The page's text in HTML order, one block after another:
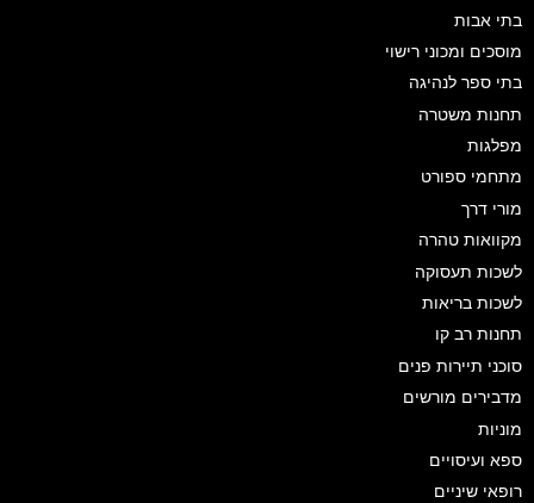
בתי אבות
מוסכים ומכוני רישוי
בתי ספר לנהיגה
תחנות משטרה
מפלגות
מתחמי ספורט
מורי דרך
מקוואות טהרה
לשכות תעסוקה
לשכות בריאות
תחנות רב קו
סוכני תיירות פנים
מדבירים מורשים
מוניות
ספא ועיסויים
רופאי שיניים